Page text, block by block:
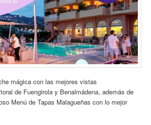
mágica con las mejores vistas
de Fuengirola y Benalmádena, además de
Menú de Tapas Malagueñas con lo mejor